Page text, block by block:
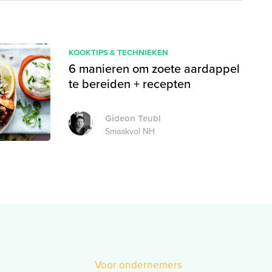
KOOKTIPS & TECHNIEKEN
6 manieren om zoete aardappel
te bereiden + recepten
Gideon Teubl
Smaakvol NH
Voor ondernemers